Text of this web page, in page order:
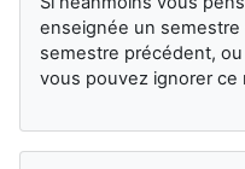
enseignée un semestre
semestre précédent,
vous pouvez ignorer ce